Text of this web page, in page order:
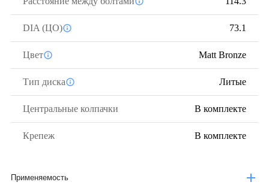
DIA (ЦО) 73.1
Цвет Matt Bronze
Тип диска Литые
Центральные колпачки В комплекте
Крепеж В комплекте
Применяемость